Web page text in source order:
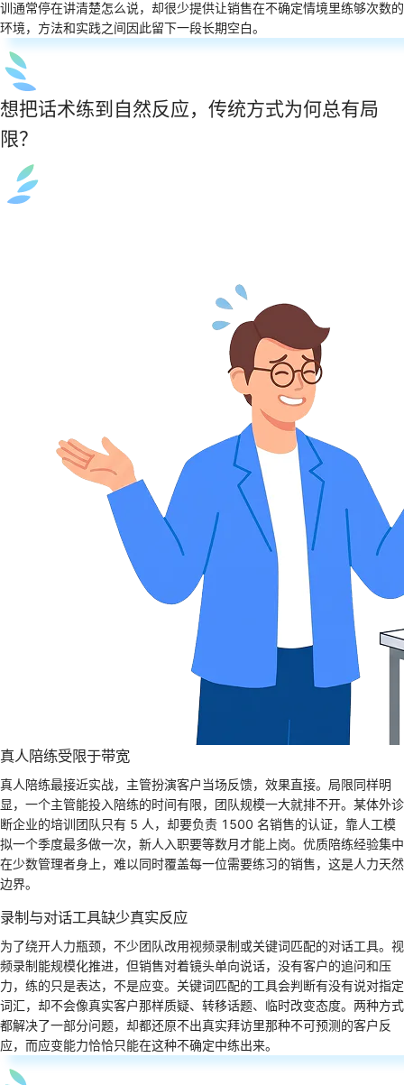
训通常停在讲清楚怎么说，却很少提供让销售在不确定情境里练够次数的
环境，方法和实践之间因此留下一段长期空白。
想把话术练到自然反应，传统方式为何总有局
限？
真人陪练受限于带宽
真人陪练最接近实战，主管扮演客户当场反馈，效果直接。局限同样明
显，一个主管能投入陪练的时间有限，团队规模一大就排不开。某体外诊
断企业的培训团队只有 5 人，却要负责 1500 名销售的认证，靠人工模
拟一个季度最多做一次，新人入职要等数月才能上岗。优质陪练经验集中
在少数管理者身上，难以同时覆盖每一位需要练习的销售，这是人力天然
边界。
录制与对话工具缺少真实反应
为了绕开人力瓶颈，不少团队改用视频录制或关键词匹配的对话工具。视
频录制能规模化推进，但销售对着镜头单向说话，没有客户的追问和压
力，练的只是表达，不是应变。关键词匹配的工具会判断有没有说对指定
词汇，却不会像真实客户那样质疑、转移话题、临时改变态度。两种方式
都解决了一部分问题，却都还原不出真实拜访里那种不可预测的客户反
应，而应变能力恰恰只能在这种不确定中练出来。